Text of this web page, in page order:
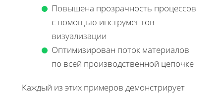
Повышена прозрачность процессов
с помощью инструментов
визуализации
Оптимизирован поток материалов
по всей производственной цепочке
Каждый из этих примеров демонстрирует